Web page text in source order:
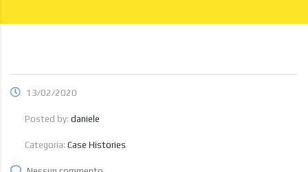
13/02/2020
Posted by: daniele
Categoria: Case Histories